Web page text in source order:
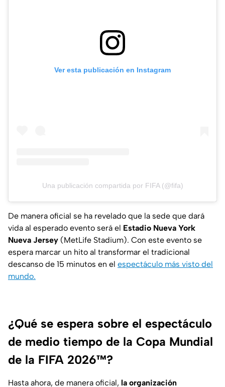
Ver esta publicación en Instagram
Una publicación compartida por FIFA (@fifa)
De manera oficial se ha revelado que la sede que dará
vida al esperado evento será el Estadio Nueva York
Nueva Jersey (MetLife Stadium). Con este evento se
espera marcar un hito al transformar el tradicional
descanso de 15 minutos en el espectáculo más visto del
mundo.
¿Qué se espera sobre el espectáculo
de medio tiempo de la Copa Mundial
de la FIFA 2026™?
Hasta ahora, de manera oficial, la organización